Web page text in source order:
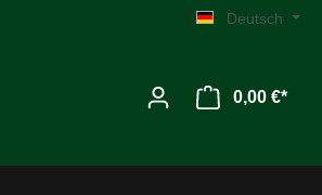
Deutsch
0,00 €*